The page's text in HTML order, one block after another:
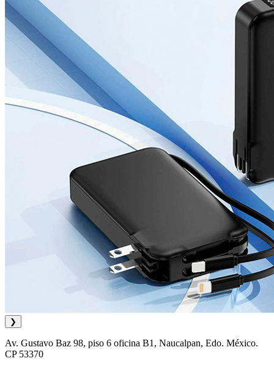
❯
Av. Gustavo Baz 98, piso 6 oficina B1, Naucalpan, Edo. México.
CP 53370